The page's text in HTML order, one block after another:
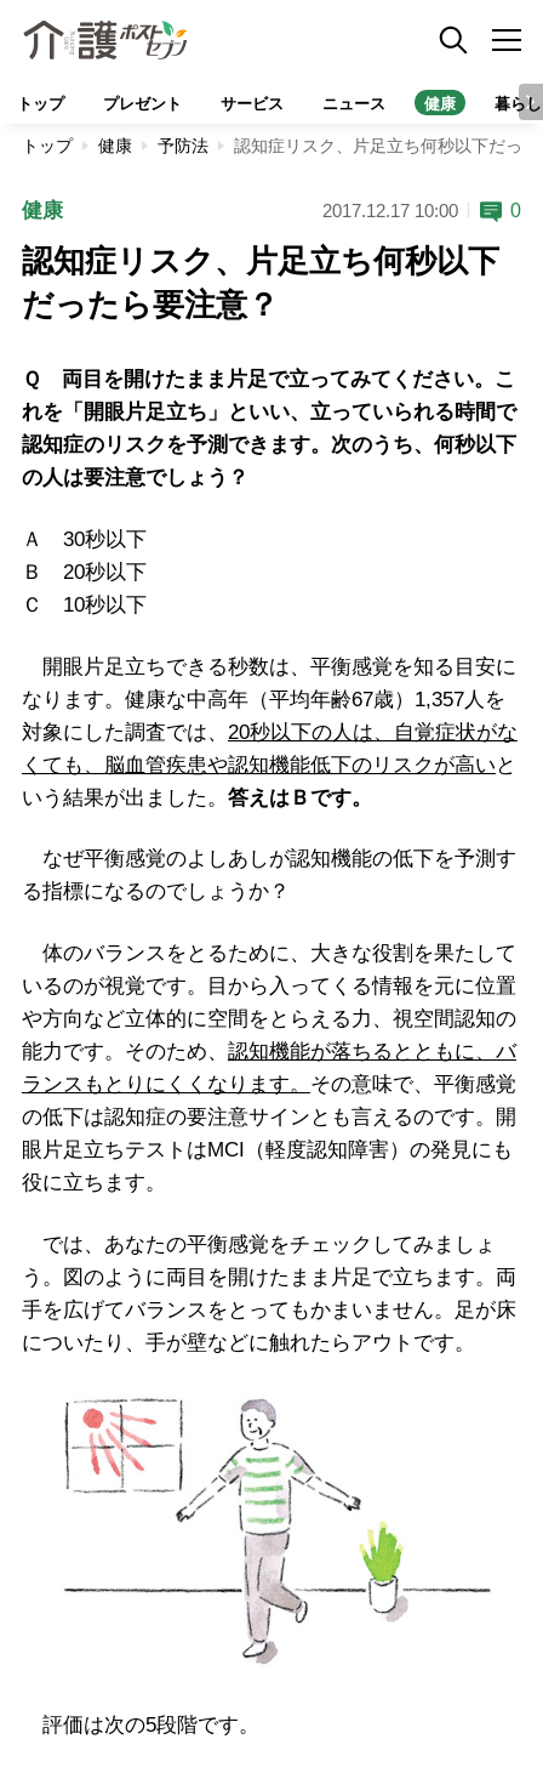
トップ プレゼント サービス ニュース 健康 暮らし
トップ 健康 予防法 認知症リスク、片足立ち何秒以下だっ
健康 2017.12.17 10:00 0
認知症リスク、片足立ち何秒以下
だったら要注意？
Ｑ 両目を開けたまま片足で立ってみてください。こ
れを「開眼片足立ち」といい、立っていられる時間で
認知症のリスクを予測できます。次のうち、何秒以下
の人は要注意でしょう？
Ａ 30秒以下
Ｂ 20秒以下
Ｃ 10秒以下
開眼片足立ちできる秒数は、平衡感覚を知る目安に
なります。健康な中高年（平均年齢67歳）1,357人を
対象にした調査では、 20秒以下の人は、自覚症状がな
くても、脳血管疾患や認知機能低下のリスクが高い と
いう結果が出ました。 答えはＢです。
なぜ平衡感覚のよしあしが認知機能の低下を予測す
る指標になるのでしょうか？
体のバランスをとるために、大きな役割を果たして
いるのが視覚です。目から入ってくる情報を元に位置
や方向など立体的に空間をとらえる力、視空間認知の
能力です。そのため、 認知機能が落ちるとともに、バ
ランスもとりにくくなります。 その意味で、平衡感覚
の低下は認知症の要注意サインとも言えるのです。開
眼片足立ちテストはMCI（軽度認知障害）の発見にも
役に立ちます。
では、あなたの平衡感覚をチェックしてみましょ
う。図のように両目を開けたまま片足で立ちます。両
手を広げてバランスをとってもかまいません。足が床
についたり、手が壁などに触れたらアウトです。
評価は次の5段階です。